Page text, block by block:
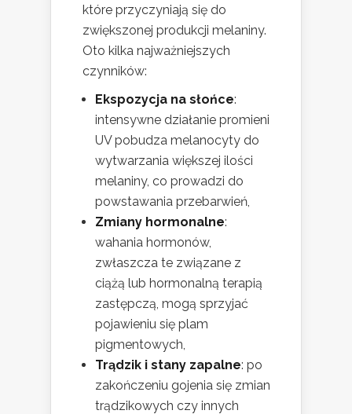
które przyczyniają się do
zwiększonej produkcji melaniny.
Oto kilka najważniejszych
czynników:
Ekspozycja na słońce:
intensywne działanie promieni
UV pobudza melanocyty do
wytwarzania większej ilości
melaniny, co prowadzi do
powstawania przebarwień,
Zmiany hormonalne:
wahania hormonów,
zwłaszcza te związane z
ciążą lub hormonalną terapią
zastępczą, mogą sprzyjać
pojawieniu się plam
pigmentowych,
Trądzik i stany zapalne: po
zakończeniu gojenia się zmian
trądzikowych czy innych